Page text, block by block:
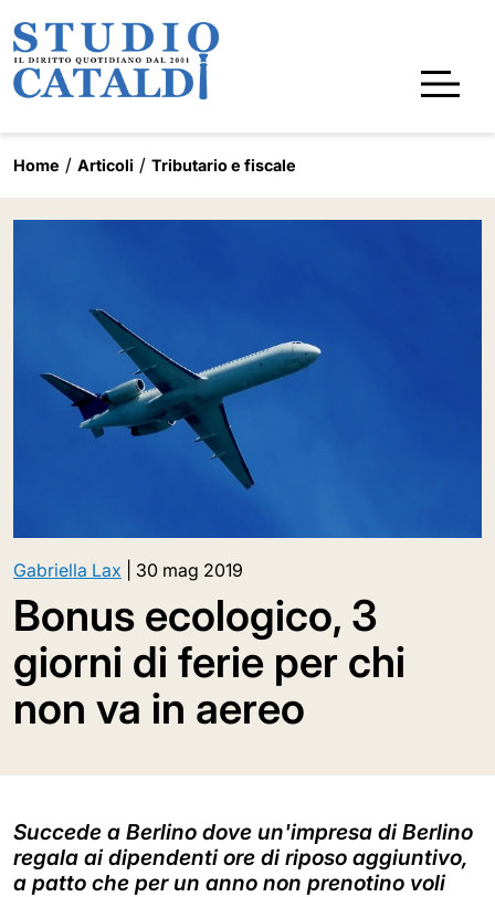
Home Articoli Tributario e fiscale
Gabriella Lax 30 mag 2019
Bonus ecologico, 3
giorni di ferie per chi
non va in aereo
Succede a Berlino dove un'impresa di Berlino
regala ai dipendenti ore di riposo aggiuntivo,
a patto che per un anno non prenotino voli